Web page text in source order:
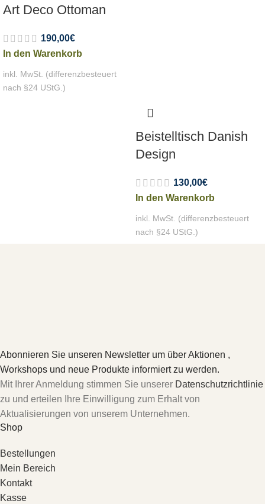
Art Deco Ottoman
190,00€
In den Warenkorb
inkl. MwSt. (differenzbesteuert
nach §24 UStG.)
Beistelltisch Danish
Design
130,00€
In den Warenkorb
inkl. MwSt. (differenzbesteuert
nach §24 UStG.)
Abonnieren Sie unseren Newsletter um über Aktionen ,
Workshops und neue Produkte informiert zu werden.
Mit Ihrer Anmeldung stimmen Sie unserer Datenschutzrichtlinie
zu und erteilen Ihre Einwilligung zum Erhalt von
Aktualisierungen von unserem Unternehmen.
Shop
Bestellungen
Mein Bereich
Kontakt
Kasse